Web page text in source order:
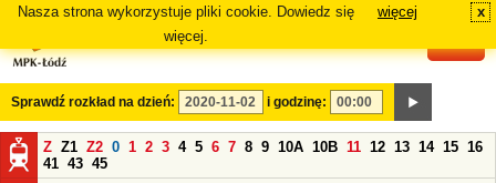
Nasza strona wykorzystuje pliki cookie. Dowiedz się
więcej.
więcej x
Sprawdź rozkład na dzień: i godzinę:
Z Z1 Z2 0 1 2 3 4 5 6 7 8 9 10A 10B 11 12 13 14 15 16
41 43 45